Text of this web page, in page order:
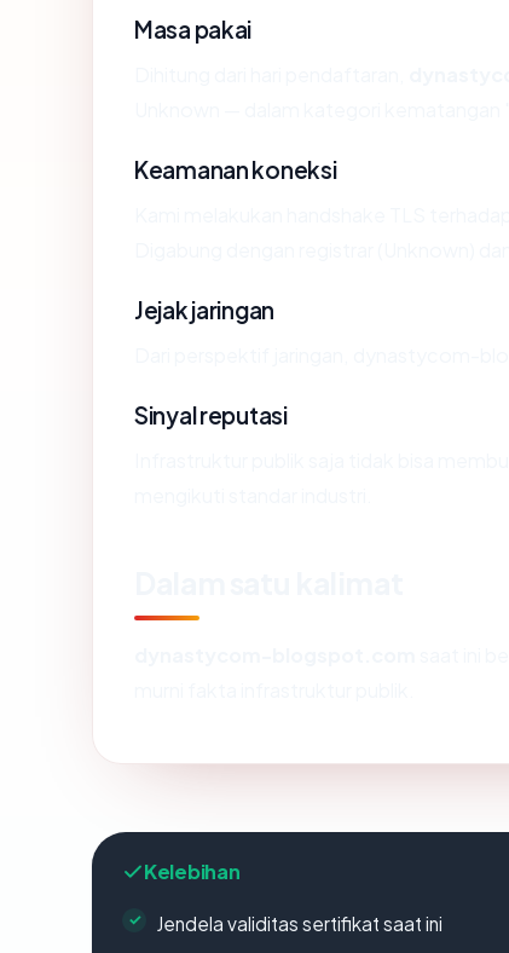
Masa pakai
Keamanan koneksi
Jejak jaringan
Sinyal reputasi
Kelebihan
Jendela validitas sertifikat saat ini